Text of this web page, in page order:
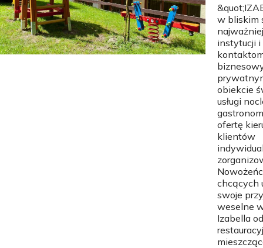
w bliskim
instytucji i
obiekcie
usługi
ofertę
klientów
chcących
swoje
weselne
Izabella